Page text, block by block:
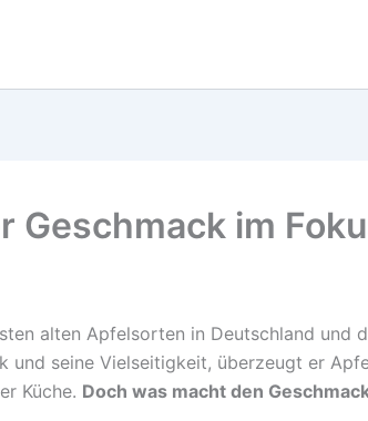
Geschmack im
alten Apfelsorten in Deutschland und
und seine Vielseitigkeit, überzeugt er
Küche. Doch was macht den